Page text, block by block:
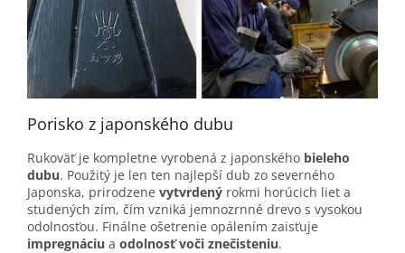
Porisko z japonského dubu
Rukoväť je kompletne vyrobená z japonského bieleho
dubu. Použitý je len ten najlepší dub zo severného
Japonska, prirodzene vytvrdený rokmi horúcich liet a
studených zím, čím vzniká jemnozrnné drevo s vysokou
odolnosťou. Finálne ošetrenie opálením zaisťuje
impregnáciu a odolnosť voči znečisteniu.